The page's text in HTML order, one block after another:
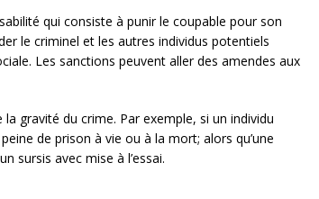
qui consiste à punir le coupable pour son
le criminel et les autres individus potentiels
Les sanctions peuvent aller des amendes aux
gravité du crime. Par exemple, si un individu
de prison à vie ou à la mort; alors qu’une
sursis avec mise à l’essai.